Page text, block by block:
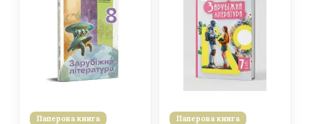
Паперова книга Паперова книга